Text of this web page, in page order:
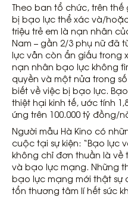
Theo ban tổ chức, trên
bị bạo lực thể xác và/
triệu trẻ em là nạn nhân
Nam – gần 2/3 phụ nữ đã
lực vẫn còn ẩn giấu trong
nạn nhân bạo lực không
quyền và một nửa trong
biết về việc bị bạo lực.
thiệt hại kinh tế, ước tính
ứng trên 100.000 tỷ đồng/
Người mẫu Hà Kino có
cuộc tại sự kiện: “Bạo lực
không chỉ đơn thuần là về
và bạo lực mạng. Những
bạo lực mạng mới thật sự
tổn thương tâm lí hết sức